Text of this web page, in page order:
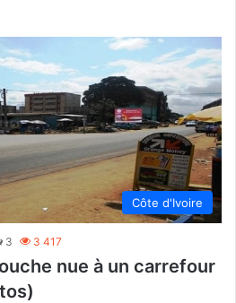
Côte d'Ivoire
3 3 417
nue à un carrefour